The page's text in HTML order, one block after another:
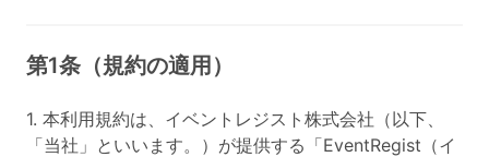
第1条（規約の適用）
1. 本利用規約は、イベントレジスト株式会社（以下、
「当社」といいます。）が提供する「EventRegist（イ